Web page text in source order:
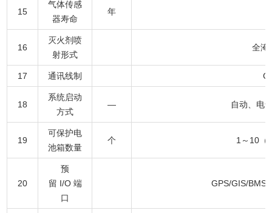
15
气体传感
器寿命
年
16
灭火剂喷
射形式
全淹
17 通讯线制
18
系统启动
方式
— 自动、电
19
可保护电
池箱数量
个 1～10（
20
预
留 I/O 端
口
GPS/GIS/